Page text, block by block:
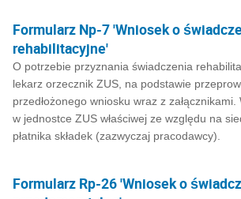
Formularz Np-7 'Wniosek o
rehabilitacyjne'
O potrzebie przyznania świadczenia
lekarz orzecznik ZUS, na podstawie
przedłożonego wniosku wraz z załącznikami.
w jednostce ZUS właściwej ze względu na
płatnika składek (zazwyczaj pracodawcy).
Formularz Rp-26 'Wniosek o